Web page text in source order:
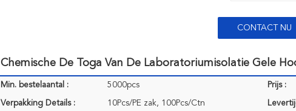
CONTACT NU
Chemische De Toga Van De Laboratoriumisolatie Gele
Min. bestelaantal : 5000pcs Prijs :
Verpakking Details : 10Pcs/PE zak, 100Pcs/Ctn